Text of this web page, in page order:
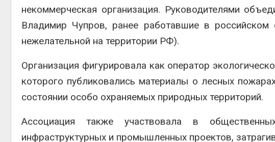
некоммерческая организация. Руководителями
Владимир Чупров, ранее работавшие в российском
нежелательной на территории РФ).
Организация фигурировала как оператор
которого публиковались материалы о лесных
состоянии особо охраняемых природных территорий.
Ассоциация также участвовала в
инфраструктурных и промышленных проектов,